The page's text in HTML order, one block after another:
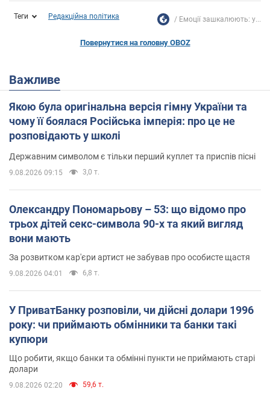
Теги Редакційна політика Емоції зашкалюють: у...
Повернутися на головну OBOZ
Важливе
Якою була оригінальна версія гімну України та
чому її боялася Російська імперія: про це не
розповідають у школі
Державним символом є тільки перший куплет та приспів пісні
9.08.2026 09:15 3,0 т.
Олександру Пономарьову – 53: що відомо про
трьох дітей секс-символа 90-х та який вигляд
вони мають
За розвитком кар'єри артист не забував про особисте щастя
9.08.2026 04:01 6,8 т.
У ПриватБанку розповіли, чи дійсні долари 1996
року: чи приймають обмінники та банки такі
купюри
Що робити, якщо банки та обмінні пункти не приймають старі
долари
9.08.2026 02:20 59,6 т.